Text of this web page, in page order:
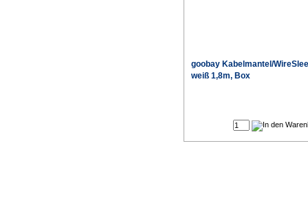
goobay Kabelmantel/
weiß 1,8m, Box